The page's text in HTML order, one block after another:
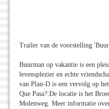
Trailer van de voorstelling
Buurman op vakantie is een
levensplezier en echte
van Plan-D is een vervolg op
Que Pasa?.De locatie is het
Molenweg. Meer informatie